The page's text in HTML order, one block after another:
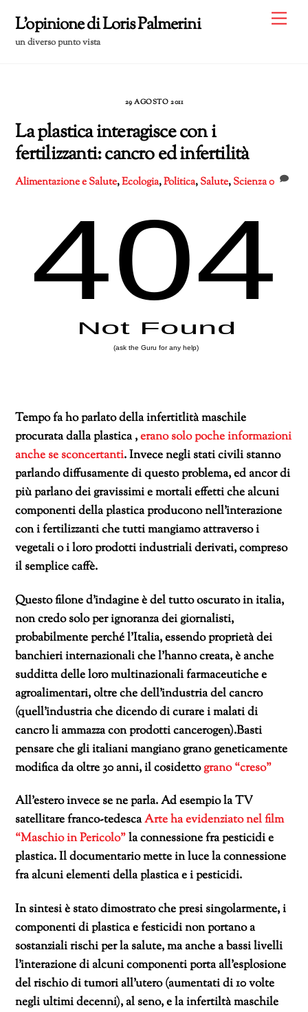
content
L'opinione di Loris Palmerini
un diverso punto vista
29 AGOSTO 2011
La plastica interagisce con i
fertilizzanti: cancro ed infertilità
Alimentazione e Salute,Ecologia,Politica,Salute,Scienza0
Tempo fa ho parlato della infertitlità maschile
procurata dalla plastica ,erano solo poche informazioni
anche se sconcertanti. Invece negli stati civili stanno
parlando diffusamente di questo problema, ed ancor di
più parlano dei gravissimi e mortali effetti che alcuni
componenti della plastica producono nell’interazione
con i fertilizzanti che tutti mangiamo attraverso i
vegetali o i loro prodotti industriali derivati, compreso
il semplice caffè.
Questo filone d’indagine è del tutto oscurato in italia,
non credo solo per ignoranza dei giornalisti,
probabilmente perché l’Italia, essendo proprietà dei
banchieri internazionali che l’hanno creata, è anche
sudditta delle loro multinazionali farmaceutiche e
agroalimentari, oltre che dell’industria del cancro
(quell’industria che dicendo di curare i malati di
cancro li ammazza con prodotti cancerogen).Basti
pensare che gli italiani mangiano grano geneticamente
modifica da oltre 30 anni, il cosidettograno “creso”
All’estero invece se ne parla. Ad esempio la TV
satellitare franco-tedescaArte ha evidenziato nel film
“Maschio in Pericolo”la connessione fra pesticidi e
plastica. Il documentario mette in luce la connessione
fra alcuni elementi della plastica e i pesticidi.
In sintesi è stato dimostrato che presi singolarmente, i
componenti di plastica e festicidi non portano a
sostanziali rischi per la salute, ma anche a bassi livelli
l’interazione di alcuni componenti porta all’esplosione
del rischio di tumori all’utero (aumentati di 10 volte
negli ultimi decenni), al seno, e la infertiltà maschile